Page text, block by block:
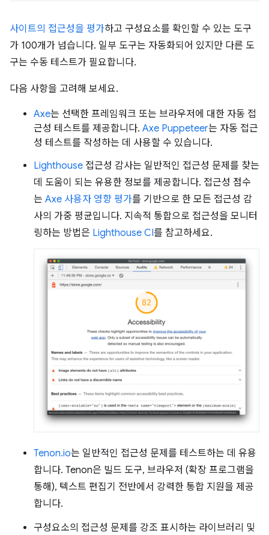
사이트의 접근성을 평가하고 구성요소를 확인할 수 있는 도구
가 100개가 넘습니다. 일부 도구는 자동화되어 있지만 다른 도
구는 수동 테스트가 필요합니다.
다음 사항을 고려해 보세요.
Axe는 선택한 프레임워크 또는 브라우저에 대한 자동 접
근성 테스트를 제공합니다. Axe Puppeteer는 자동 접근
성 테스트를 작성하는 데 사용할 수 있습니다.
Lighthouse 접근성 감사는 일반적인 접근성 문제를 찾는
데 도움이 되는 유용한 정보를 제공합니다. 접근성 점수
는 Axe 사용자 영향 평가를 기반으로 한 모든 접근성 감
사의 가중 평균입니다. 지속적 통합으로 접근성을 모니터
링하는 방법은 Lighthouse CI를 참고하세요.
Tenon.io는 일반적인 접근성 문제를 테스트하는 데 유용
합니다. Tenon은 빌드 도구, 브라우저 (확장 프로그램을
통해), 텍스트 편집기 전반에서 강력한 통합 지원을 제공
합니다.
구성요소의 접근성 문제를 강조 표시하는 라이브러리 및